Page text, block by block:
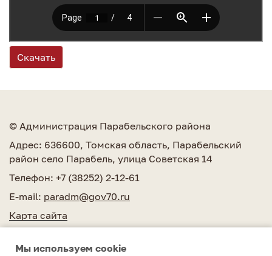
Скачать
© Администрация Парабельского района
Адрес: 636600, Томская область, Парабельский
район село Парабель, улица Советская 14
Телефон: +7 (38252) 2-12-61
E-mail: paradm@gov70.ru
Карта сайта
Мы используем сookie